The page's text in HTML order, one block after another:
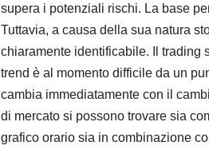
supera i potenziali rischi. La base
Tuttavia, a causa della sua natura
chiaramente identificabile. Il trading
trend è al momento difficile da un
cambia immediatamente con il
di mercato si possono trovare sia
grafico orario sia in combinazione